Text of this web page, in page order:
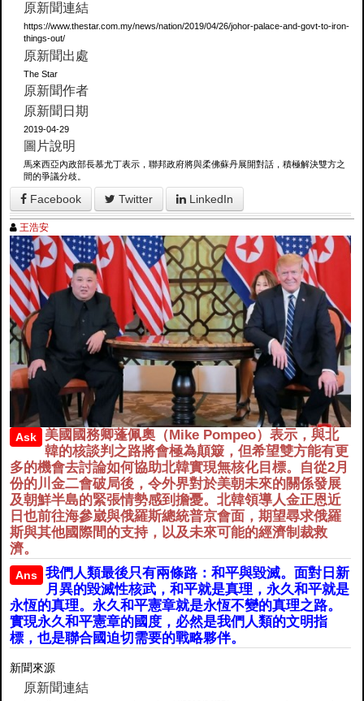
原新聞連結
https://www.thestar.com.my/news/nation/2019/04/26/johor-palace-and-govt-to-iron-
things-out/
原新聞出處
The Star
原新聞作者
原新聞日期
2019-04-29
圖片說明
馬來西亞內政部長慕尤丁表示，聯邦政府將與柔佛蘇丹展開對話，積極解決雙方之
間的爭議分歧。
Facebook Twitter LinkedIn
王浩安
Ask
美國國務卿蓬佩奧（Mike Pompeo）表示，與北
韓的核談判之路將會極為顛簸，但希望雙方能有更
多的機會去討論如何協助北韓實現無核化目標。自從2月
份的川金二會破局後，令外界對於美朝未來的關係發展
及朝鮮半島的緊張情勢感到擔憂。北韓領導人金正恩近
日也前往海參崴與俄羅斯總統普京會面，期望尋求俄羅
斯與其他國際間的支持，以及未來可能的經濟制裁救
濟。
Ans
我們人類最後只有兩條路：和平與毀滅。面對日新
月異的毀滅性核武，和平就是真理，永久和平就是
永恆的真理。永久和平憲章就是永恆不變的真理之路。
實現永久和平憲章的國度，必然是我們人類的文明指
標，也是聯合國迫切需要的戰略夥伴。
新聞來源
原新聞連結